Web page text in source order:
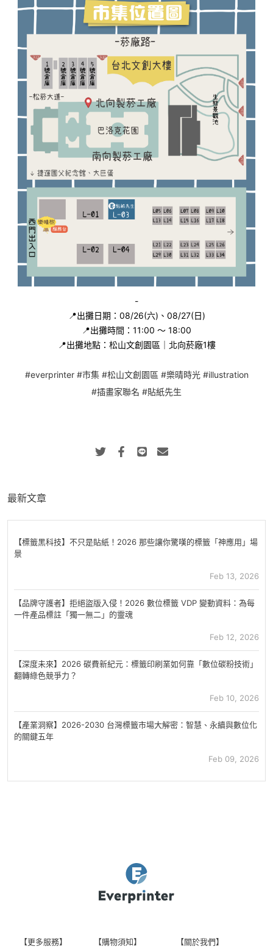
-
📍出攤日期：08/26(六)、08/27(日)
📍出攤時間：11:00 ～ 18:00
📍出攤地點：松山文創園區｜北向菸廠1樓
#everprinter #市集 #松山文創園區 #樂晴時光 #illustration
#插畫家聯名 #貼紙先生
最新文章
【標籤黑科技】不只是貼紙！2026 那些讓你驚嘆的標籤「神應用」場
景
Feb 13, 2026
【品牌守護者】拒絕盜版入侵！2026 數位標籤 VDP 變動資料：為每
一件產品標註「獨一無二」的靈魂
Feb 12, 2026
【深度未來】2026 碳費新紀元：標籤印刷業如何靠「數位碳粉技術」
翻轉綠色競爭力？
Feb 10, 2026
【產業洞察】2026-2030 台灣標籤市場大解密：智慧、永續與數位化
的關鍵五年
Feb 09, 2026
【更多服務】 【購物須知】 【關於我們】